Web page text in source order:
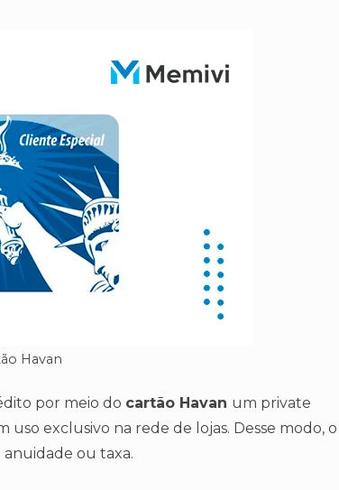
Havan
por meio do cartão Havan um private
exclusivo na rede de lojas. Desse modo, o
ou taxa.